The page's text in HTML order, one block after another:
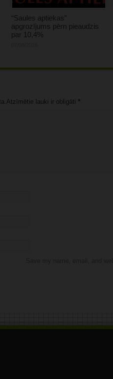
“Saules aptiekas”
apgrozījums pērn pieaudzis
par 10,4%
lauki ir obligāti *